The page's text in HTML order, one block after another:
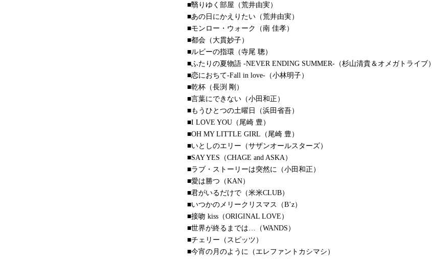
■翳りゆく部屋（荒井由実）
■あの日にかえりたい（荒井由実）
■モンロー・ウォーク（南 佳孝）
■都会（大貫妙子）
■ルビーの指環（寺尾 聰）
■ふたりの夏物語 -NEVER ENDING SUMMER-（杉山清貴＆オメガトライブ）
■恋におちて-Fall in love-（小林明子）
■乾杯（長渕 剛）
■言葉にできない（小田和正）
■もうひとつの土曜日（浜田省吾）
■I LOVE YOU（尾崎 豊）
■OH MY LITTLE GIRL（尾崎 豊）
■いとしのエリー（サザンオールスターズ）
■SAY YES（CHAGE and ASKA）
■ラブ・ストーリーは突然に（小田和正）
■愛は勝つ（KAN）
■君がいるだけで（米米CLUB）
■いつかのメリークリスマス（B’z）
■接吻 kiss（ORIGINAL LOVE）
■世界が終るまでは…（WANDS）
■チェリー（スピッツ）
■今宵の月のように（エレファントカシマシ）